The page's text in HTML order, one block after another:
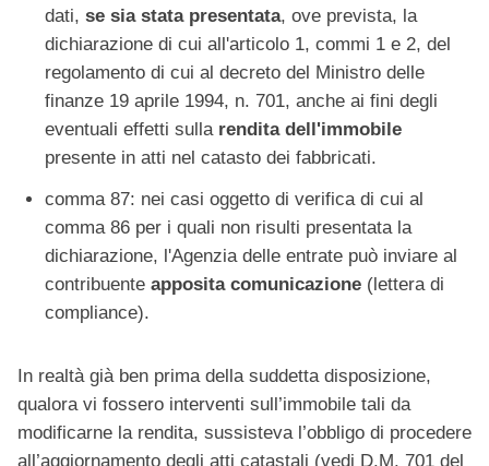
dati, se sia stata presentata, ove prevista, la
dichiarazione di cui all'articolo 1, commi 1 e 2, del
regolamento di cui al decreto del Ministro delle
finanze 19 aprile 1994, n. 701, anche ai fini degli
eventuali effetti sulla rendita dell'immobile
presente in atti nel catasto dei fabbricati.
comma 87: nei casi oggetto di verifica di cui al
comma 86 per i quali non risulti presentata la
dichiarazione, l'Agenzia delle entrate può inviare al
contribuente apposita comunicazione (lettera di
compliance).
In realtà già ben prima della suddetta disposizione,
qualora vi fossero interventi sull’immobile tali da
modificarne la rendita, sussisteva l’obbligo di procedere
all’aggiornamento degli atti catastali (vedi D.M. 701 del